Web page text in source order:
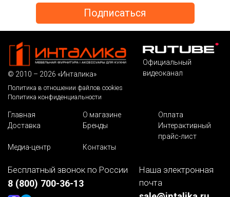
© 2010 – 2026 «Инталика»
Политика в отношении файлов cookies
Политика конфиденциальности
Официальный
видеоканал
Главная О магазине
Оплата
Доставка
Бренды
Интерактивный
прайс-лист
Медиа-центр
Контакты
Бесплатный звонок по России
8 (800) 700-36-13
Наша электронная
почта